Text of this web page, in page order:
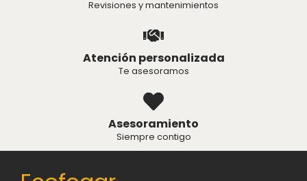
Revisiones y mantenimientos
Atención personalizada
Te asesoramos
Asesoramiento
Siempre contigo